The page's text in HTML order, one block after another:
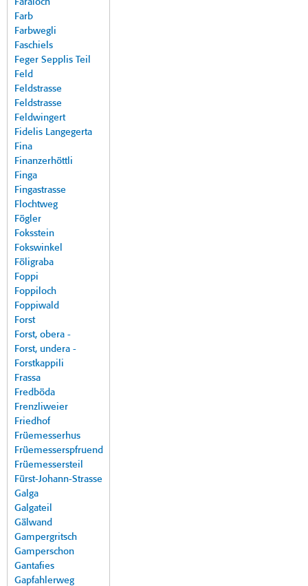
Faraloch
Farb
Farbwegli
Faschiels
Feger Sepplis Teil
Feld
Feldstrasse
Feldstrasse
Feldwingert
Fidelis Langegerta
Fina
Finanzerhöttli
Finga
Fingastrasse
Flochtweg
Fögler
Foksstein
Fokswinkel
Föligraba
Foppi
Foppiloch
Foppiwald
Forst
Forst, obera -
Forst, undera -
Forstkappili
Frassa
Fredböda
Frenzliweier
Friedhof
Früemesserhus
Früemesserspfruend
Früemessersteil
Fürst-Johann-Strasse
Galga
Galgateil
Gälwand
Gampergritsch
Gamperschon
Gantafies
Gapfahlerweg